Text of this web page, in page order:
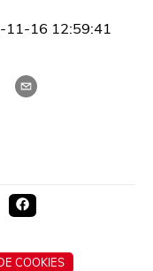
11-16 12:59:41
COOKIES